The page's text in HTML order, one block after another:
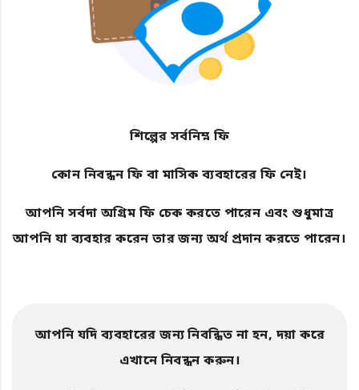
শিল্পের সর্বনিম্ন ফি
কোন নিবন্ধন ফি বা মাসিক ব্যবহারের ফি নেই।
আপনি সর্বদা অগ্রিম ফি চেক করতে পারেন এবং শুধুমাত্র
আপনি যা ব্যবহার করেন তার জন্য অর্থ প্রদান করতে পারেন।
আপনি যদি ব্যবহারের জন্য নিবন্ধিত না হন, দয়া করে
এখানে নিবন্ধন করুন।